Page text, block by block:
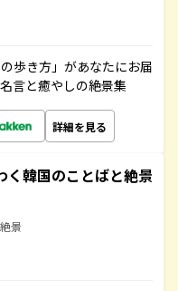
歩き方」があなたにお届
言と癒やしの絶景集
詳細を見る
く韓国のことばと絶景
景